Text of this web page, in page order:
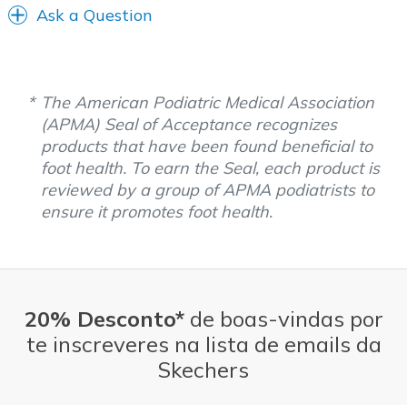
Ask a Question
The American Podiatric Medical Association
(APMA) Seal of Acceptance recognizes
products that have been found beneficial to
foot health. To earn the Seal, each product is
reviewed by a group of APMA podiatrists to
ensure it promotes foot health.
20% Desconto*de boas-vindas por
te inscreveres na lista de emails da
Skechers